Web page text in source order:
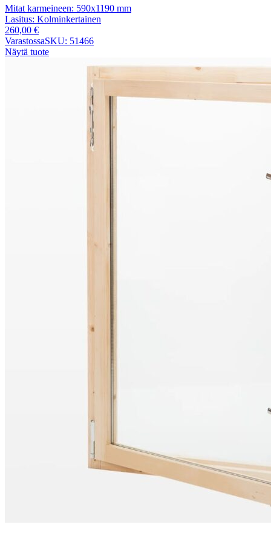
Mitat karmeineen: 590x1190 mm
Lasitus: Kolminkertainen
260,00 €
VarastossaSKU: 51466
Näytä tuote